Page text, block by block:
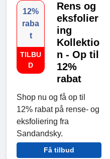
12%
raba
t
TILBU
D
Rens og
eksfolier
ing
Kollektio
n - Op til
12%
rabat
Shop nu og få op til
12% rabat på rense- og
eksfoliering fra
Sandandsky.
Få tilbud